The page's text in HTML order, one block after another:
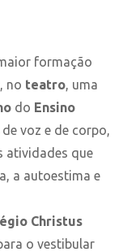
formação
no teatro, uma
do Ensino
voz e de corpo,
atividades que
a autoestima e
Christus
o vestibular